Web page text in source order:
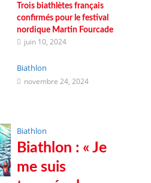
Trois biathlètes français
confirmés pour le festival
nordique Martin Fourcade
juin 10, 2024
Biathlon
novembre 24, 2024
Biathlon
Biathlon : « Je
me suis